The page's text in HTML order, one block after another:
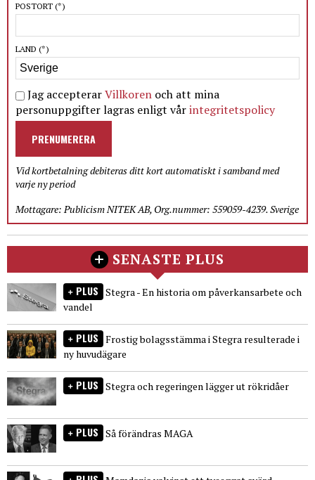
POSTORT (*)
LAND (*)
Jag accepterarVillkoren och att mina
personuppgifter lagras enligt vårintegritetspolicy
PRENUMERERA
Vid kortbetalning debiteras ditt kort automatiskt i samband med
varje ny period
Mottagare: Publicism NITEK AB, Org.nummer: 559059-4239. Sverige
SENASTE PLUS
PLUS Stegra - En historia om påverkansarbete och
vandel
PLUS Frostig bolagsstämma i Stegra resulterade i
ny huvudägare
PLUS Stegra och regeringen lägger ut rökridåer
PLUS Så förändras MAGA